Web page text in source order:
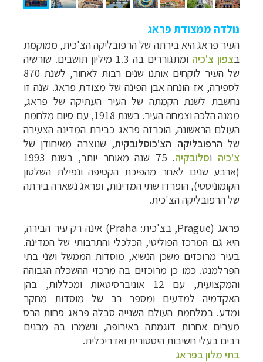
נולדה ממצודת פראג
העיר פראג היא בירתה של הרפובליקה הצ'כית, ממוקמת
בצפון צ'כיה
ומתגוררים בה 1.3 מיליון תושבים. שורשיה
של העיר לוקחים אותנו שנים רבות לאחור, לשנת 870
לספירה, אז הונחה אבן הפינה של מצודת פראג. שנה זו
נחשבת לשנת הקמתה של העיר העתיקה של פראג,
ממנה הלכה וצמחה העיר. בשנת 1918, עם סיום מלחמת
העולם הראשונה, הוכרזה פראג כבירת המדינה הצעירה
של הרפובליקה הצ'כוסלובקית, שנוצרה מאיחודן של
צ'כיה וסלובקיה
. 75 שנה מאוחר יותר, בשנת 1993
(ארבע שנים לאחר מהפיכת הקטיפה ונפילת השלטון
הקומוניסטי), הופרדו שתי המדינות, ופראג נשארה בירתה
של הרפובליקה הצ'כית.
פראג
(Prague, בצ'כית: Praha) אינה רק עיר הבירה,
היא גם המרכז הפוליטי, הכלכלי והתרבותי של המדינה.
בעיר מרוכזים משכן הנשיא, מוסדות הממשל ושני בתי
הפרלמנט. כמו כן מרוכזים בה מרכזי ההשכלה הגבוהה
והמקצועית, עם 12 אוניברסיטאות ומכללות, בהן
האקדמיה למדעים ומספר רב של מוסדות מחקר
ומדע.במלחמת העולם השנייה סבלה פראג פחות הרס
מערים אחרות דוגמתה באירופה, ונשמרו בה מבנים
רבים בעלי חשיבות היסטורית ואדריכלית.
בתי מלון בפראג